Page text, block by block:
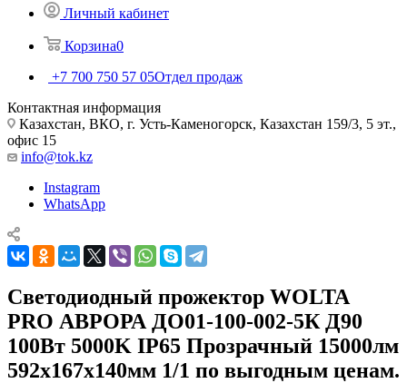
Личный кабинет
Корзина0
+7 700 750 57 05Отдел продаж
Контактная информация
Казахстан, ВКО, г. Усть-Каменогорск, Казахстан 159/3, 5 эт.,
офис 15
info@tok.kz
Instagram
WhatsApp
Светодиодный прожектор WOLTA
PRO АВРОРА ДО01-100-002-5К Д90
100Вт 5000K IP65 Прозрачный 15000лм
592х167х140мм 1/1 по выгодным ценам.